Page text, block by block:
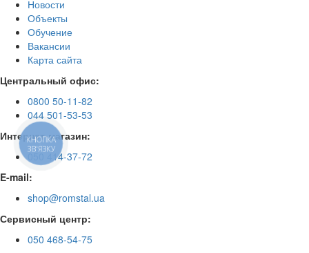
Новости
Объекты
Обучение
Вакансии
Карта сайта
Центральный офис:
0800 50-11-82
044 501-53-53
Интернет-магазин:
050 414-37-72
E-mail:
shop@romstal.ua
Сервисный центр:
050 468-54-75
КНОПКА
ЗВ'ЯЗКУ